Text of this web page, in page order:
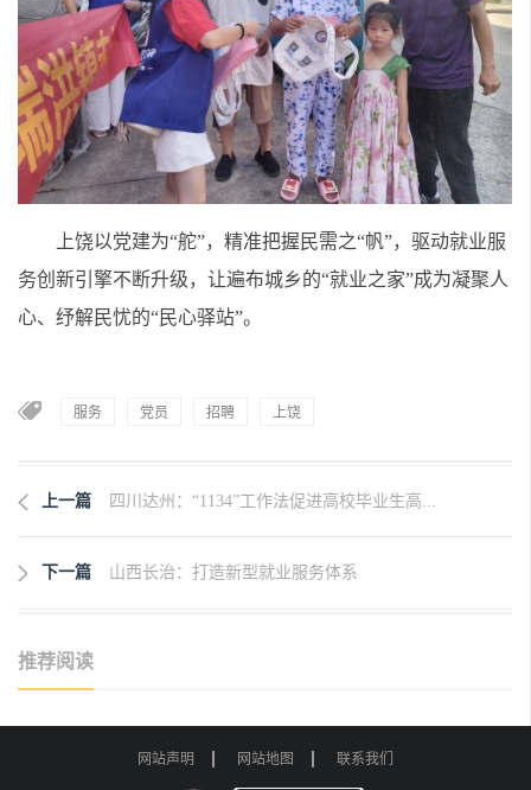
上饶以党建为“舵”，精准把握民需之“帆”，驱动就业服
务创新引擎不断升级，让遍布城乡的“就业之家”成为凝聚人
心、纾解民忧的“民心驿站”。
服务 党员 招聘 上饶
上一篇 四川达州：“1134”工作法促进高校毕业生高...
下一篇 山西长治：打造新型就业服务体系
推荐阅读
网站声明 网站地图 联系我们